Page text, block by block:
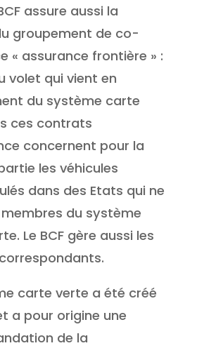
assure aussi la
groupement de co-
« assurance frontière » :
volet qui vient en
du système carte
ces contrats
concernent pour la
les véhicules
dans des Etats qui ne
du système
Le BCF gère aussi les
carte verte a été créé
a pour origine une
de la